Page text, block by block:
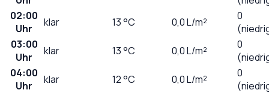
02:00
Uhr
klar 13°C 0,0L/m²
0
03:00
Uhr
klar 13°C 0,0L/m²
0
04:00
Uhr
klar 12°C 0,0L/m²
0